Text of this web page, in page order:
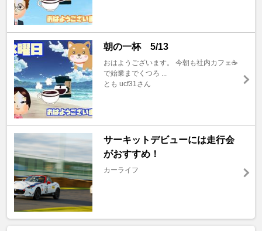
朝の一杯 5/13
おはようございます。 今朝も社内カフェ☕️
で始業までくつろ ...
とも ucf31さん
サーキットデビューには走行会
がおすすめ！
カーライフ